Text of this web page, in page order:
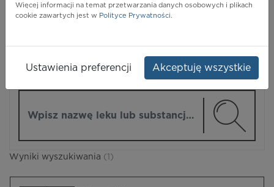
Wyniki wyszukiwania (1)
Więcej informacji na temat przetwarzania danych osobowych i plikach
cookie zawartych jest w Polityce Prywatności.
Ustawienia preferencji Akceptuję wszystkie